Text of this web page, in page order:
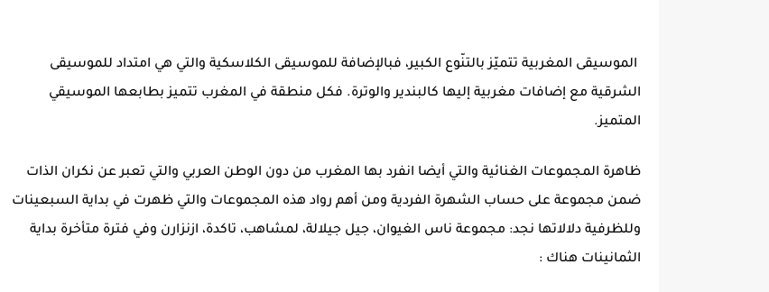
الموسيقى المغربية تتميّز بالتنّوع الكبير، فبالإضافة للموسيقى الكلاسكية والتي هي امتداد للموسيقى
الشرقية مع إضافات مغربية إليها كالبندير والوترة. فكل منطقة في المغرب تتميز بطابعها الموسيقي
المتميز.
ظاهرة المجموعات الغنائية والتي أيضا انفرد بها المغرب من دون الوطن العربي والتي تعبر عن نكران الذات
ضمن مجموعة على حساب الشهرة الفردية ومن أهم رواد هذه المجموعات والتي ظهرت في بداية السبعينات
وللظرفية دلالاتها نجد: مجموعة ناس الغيوان، جيل جيلالة، لمشاهب، تاكدة، ازنزارن وفي فترة متأخرة بداية
الثمانينات هناك :